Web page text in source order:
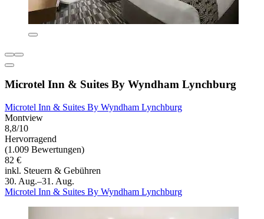
Microtel Inn & Suites By Wyndham Lynchburg
Microtel Inn & Suites By Wyndham Lynchburg
Montview
8,8/10
Hervorragend
(1.009 Bewertungen)
82 €
inkl. Steuern & Gebühren
30. Aug.–31. Aug.
Microtel Inn & Suites By Wyndham Lynchburg